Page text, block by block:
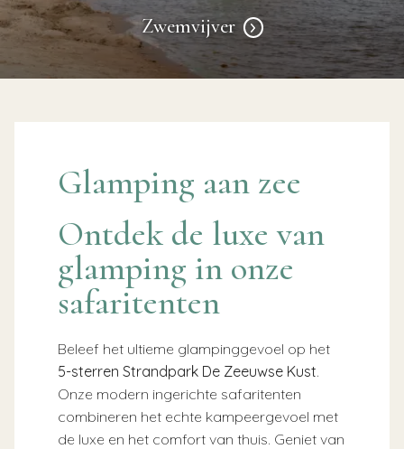
Zwemvijver
Glamping aan zee
Ontdek de luxe van
glamping in onze
safaritenten
Beleef het ultieme glampinggevoel op het
5-sterren Strandpark De Zeeuwse Kust.
Onze modern ingerichte safaritenten
combineren het echte kampeergevoel met
de luxe en het comfort van thuis. Geniet van